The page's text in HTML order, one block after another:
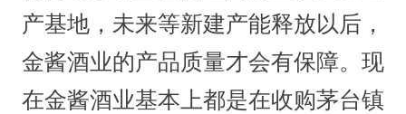
产基地，未来等新建产能释放以后，
金酱酒业的产品质量才会有保障。现
在金酱酒业基本上都是在收购茅台镇